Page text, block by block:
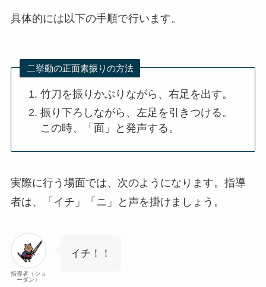
具体的には以下の手順で行います。
二挙動の正面素振りの方法
竹刀を振りかぶりながら、右足を出す。
振り下ろしながら、左足を引きつける。
この時、「面」と発声する。
実際に行う場面では、次のようになります。指導
者は、「イチ」「ニ」と声を掛けましょう。
指導者（ショ
ーダン）
イチ！！